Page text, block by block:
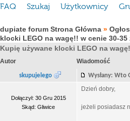
FAQ Szukaj Użytkownicy
dupiate forum Strona Główna »
klocki LEGO na wagę!! w cenie 30-35
Kupię używane klocki LEGO na
Autor Wiadomość
skupujelego Wysłany: Wto
Dołączył: 30 Gru 2015
Skąd: Gliwice
Dzień dobry,
jeżeli posiadasz